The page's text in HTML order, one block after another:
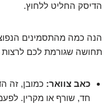
הדיסק החליט ללחוץ.
הנה כמה מהתסמינים
תחושה שגורמת לכם לרצות
כאב צוואר: כמובן, זה
חד, שורף או מקרין.